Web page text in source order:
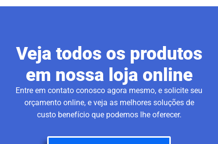
Veja todos os produtos
em nossa loja online
Entre em contato conosco agora mesmo, e solicite seu
orçamento online, e veja as melhores soluções de
custo benefício que podemos lhe oferecer.